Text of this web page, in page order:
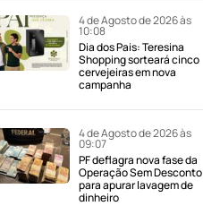
4 de Agosto de 2026 às
10:08
Dia dos Pais: Teresina
Shopping sorteará cinco
cervejeiras em nova
campanha
4 de Agosto de 2026 às
09:07
PF deflagra nova fase da
Operação Sem Desconto
para apurar lavagem de
dinheiro